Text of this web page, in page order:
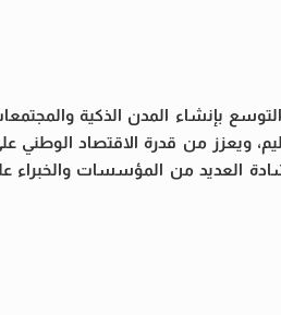
بإنشاء المدن الذكية
ويعزز من قدرة الاقتصاد الوطني
العديد من المؤسسات والخبراء